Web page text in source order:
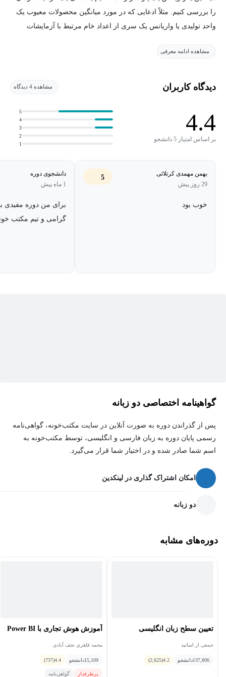
را بررسی کنیم. مثلاً ادعایی که در مورد میانگین محصولات معیوب یک
واحد تولیدی یا واریانس یک سری از اعداد خام مرتبط با آزمایشات
بدین منظور لازم است با نحوه آزمون ادعاهای انجام شده صحت این
مثال واقعی، کلیه آزمون‌های فرض آماری در نرم‌افزار Minitab تشریح
آزمون میانگین برای یک جامعه و دو جامعه، آزمون نسبت برای یک
جامعه و دو جامعه، آزمون واریانس و انحراف معیار و همچنین آزمون
مشاهده ادامه معرفی
دیدگاه کاربران مشاهده 4 دیدگاه
4.4
بر اساس امتیاز 5 دانشجو
1
2
3
4
5
بهمن مهمدی کرتلائی
29 روز پیش
5
خوب بود
دانشجوی دوره
1 ماه پیش
برای من دوره مفیدی
گرامی و تیم مکتب
گواهینامه اختصاصی دو زبانه
پس از گذراندن دوره به صورت آنلاین در سایت مکتب‌خونه، گواهی‌نامه
رسمی پایان دوره به زبان فارسی و انگلیسی، توسط مکتب‌خونه به
اسم شما صادر شده و در اختیار شما قرار می‌گیرد.
امکان اشتراک گذاری در لینکدین
دو زبانه
دوره‌های مشابه
تعیین سطح زبان انگلیسی
جمعی از اساتید
137,806دانشجو 4.2
(2,625)
آموزش هوش تجاری با Power BI
محمد قاهری نجف آبادی
15,109دانشجو 4.4
(737)
پرطرفدار گواهی‌نامه